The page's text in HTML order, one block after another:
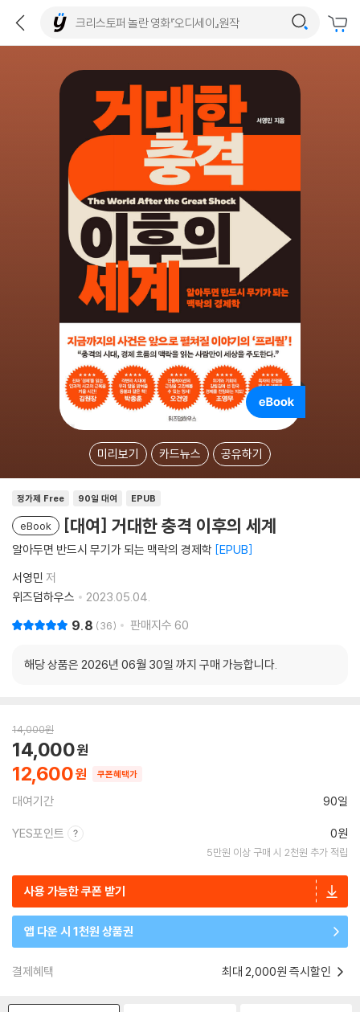
미리보기 카드뉴스 공유하기
정가제 Free 90일 대여 EPUB
eBook [대여] 거대한 충격 이후의 세계
알아두면 반드시 무기가 되는 맥락의 경제학 EPUB
서영민 저
위즈덤하우스
2023.05.04.
9.8 36 판매지수 60
해당 상품은 2026년 06월 30일 까지 구매 가능합니다.
14,000원
12,600
14,000
쿠폰혜택가
대여기간 90일
YES포인트 0원
5만원 이상 구매 시 2천원 추가 적립
사용 가능한 쿠폰 받기
앱 다운 시 1천원 상품권
결제혜택 최대 2,000원 즉시할인